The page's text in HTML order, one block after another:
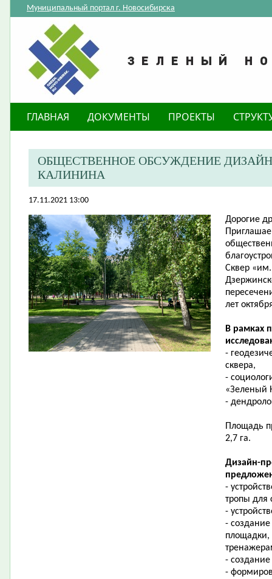
Муниципальный портал г. Новосибирска
ГЛАВНАЯ ДОКУМЕНТЫ ПРОЕКТЫ
ОБЩЕСТВЕННОЕ ОБСУЖДЕНИЕ
КАЛИНИНА
17.11.2021 13:00
Дорогие
Сквер
лет
В рамках
-
сквера,
-
«Зеленый
-
Площадь
2,7 га.
Дизайн-
-
тропы для
-
-
площадки,
-
-